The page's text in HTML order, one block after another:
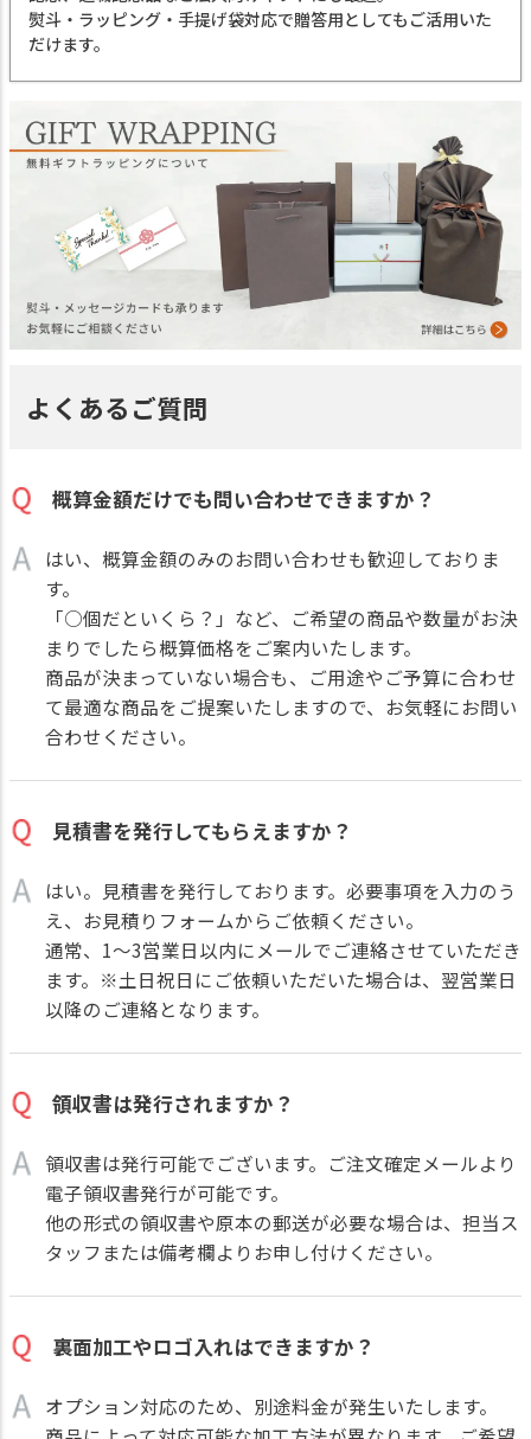
熨斗・ラッピング・手提げ袋対応で贈答用としてもご活用いた
だけます。
よくあるご質問
概算金額だけでも問い合わせできますか？
はい、概算金額のみのお問い合わせも歓迎しておりま
す。
「○個だといくら？」など、ご希望の商品や数量がお決
まりでしたら概算価格をご案内いたします。
商品が決まっていない場合も、ご用途やご予算に合わせ
て最適な商品をご提案いたしますので、お気軽にお問い
合わせください。
見積書を発行してもらえますか？
はい。見積書を発行しております。必要事項を入力のう
え、 お見積りフォームからご依頼ください。
通常、1～3営業日以内にメールでご連絡させていただき
ます。※土日祝日にご依頼いただいた場合は、翌営業日
以降のご連絡となります。
領収書は発行されますか？
領収書は発行可能でございます。ご注文確定メールより
電子領収書発行が可能です。
他の形式の領収書や原本の郵送が必要な場合は、担当ス
タッフまたは備考欄よりお申し付けください。
裏面加工やロゴ入れはできますか？
オプション対応のため、別途料金が発生いたします。